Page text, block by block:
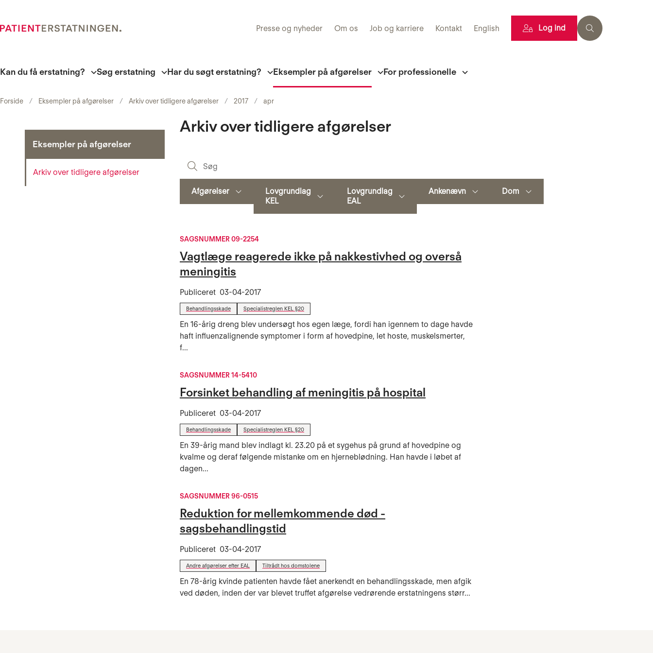
Presse og nyheder Om os Job og karriere Kontakt English Log ind
Kan du få erstatning? Søg erstatning Har du søgt erstatning? Eksempler på afgørelser For professionelle
Forside Eksempler på afgørelser Arkiv over tidligere afgørelser 2017 apr
Eksempler på afgørelser
Arkiv over tidligere afgørelser
Arkiv over tidligere afgørelser
Afgørelser
Lovgrundlag
KEL
Lovgrundlag
EAL
Ankenævn Dom
SAGSNUMMER 09-2254
Vagtlæge reagerede ikke på nakkestivhed og overså
meningitis
Publiceret 03-04-2017
Behandlingsskade Specialistreglen KEL §20
En 16-årig dreng blev undersøgt hos egen læge, fordi han igennem to dage havde
haft influenzalignende symptomer i form af hovedpine, let hoste, muskelsmerter,
f...
SAGSNUMMER 14-5410
Forsinket behandling af meningitis på hospital
Publiceret 03-04-2017
Behandlingsskade Specialistreglen KEL §20
En 39-årig mand blev indlagt kl. 23.20 på et sygehus på grund af hovedpine og
kvalme og deraf følgende mistanke om en hjerneblødning. Han havde i løbet af
dagen...
SAGSNUMMER 96-0515
Reduktion for mellemkommende død -
sagsbehandlingstid
Publiceret 03-04-2017
Andre afgørelser efter EAL Tiltrådt hos domstolene
En 78-årig kvinde patienten havde fået anerkendt en behandlingsskade, men afgik
ved døden, inden der var blevet truffet afgørelse vedrørende erstatningens størr...